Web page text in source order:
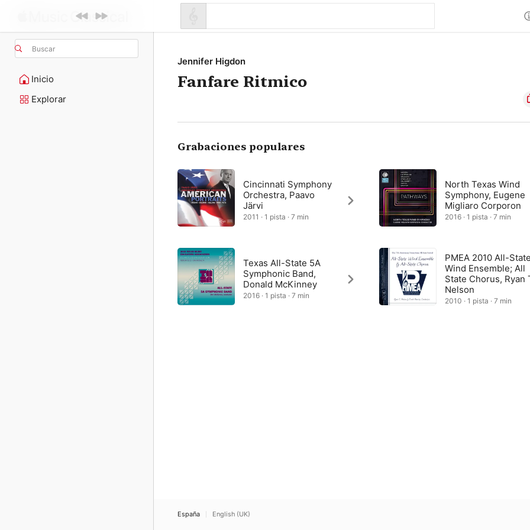
Buscar
Inicio
Explorar
Jennifer Higdon
Fanfare Ritmico
Grabaciones populares
Cincinnati Symphony
Orchestra, Paavo
Järvi
2011 · 1 pista · 7 min
North Texas Wind
Symphony, Eugene
Migliaro Corporon
2016 · 1 pista · 7 min
Texas All-State 5A
Symphonic Band,
Donald McKinney
2016 · 1 pista · 7 min
PMEA 2010 All-
Wind Ensemble; All
State Chorus, Ryan
Nelson
2010 · 1 pista · 7 min
España English (UK)